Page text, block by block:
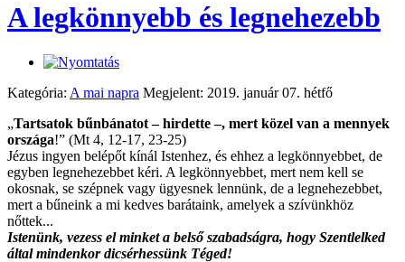
A legkönnyebb és legnehezebb
Kategória: A mai napra Megjelent: 2019. január 07. hétfő
„Tartsatok bűnbánatot – hirdette –, mert közel van a mennyek
országa!” (Mt 4, 12-17, 23-25)
Jézus ingyen belépőt kínál Istenhez, és ehhez a legkönnyebbet, de
egyben legnehezebbet kéri. A legkönnyebbet, mert nem kell se
okosnak, se szépnek vagy ügyesnek lennünk, de a legnehezebbet,
mert a bűneink a mi kedves barátaink, amelyek a szívünkhöz
nőttek...
Istenünk, vezess el minket a belső szabadságra, hogy Szentlelked
által mindenkor dicsérhessünk Téged!